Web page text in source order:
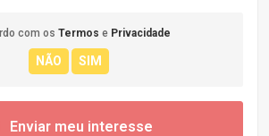
com os Termos e Privacidade
Enviar meu interesse